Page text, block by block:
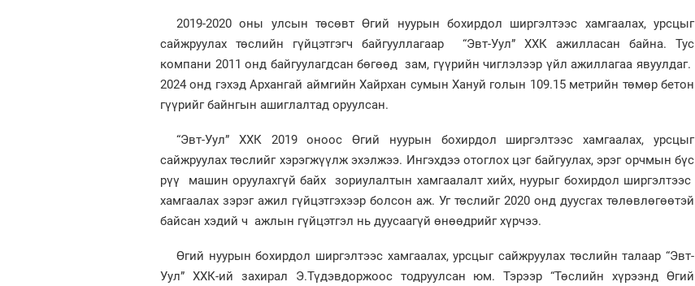
2019-2020 оны улсын төсөвт Өгий нуурын бохирдол ширгэлтээс хамгаалах, урсцыг
сайжруулах төслийн гүйцэтгэгч байгууллагаар “Эвт-Уул” ХХК ажилласан байна. Тус
компани 2011 онд байгуулагдсан бөгөөд зам, гүүрийн чиглэлээр үйл ажиллагаа явуулдаг.
2024 онд гэхэд Архангай аймгийн Хайрхан сумын Хануй голын 109.15 метрийн төмөр бетон
гүүрийг байнгын ашиглалтад оруулсан.
“Эвт-Уул” ХХК 2019 оноос Өгий нуурын бохирдол ширгэлтээс хамгаалах, урсцыг
сайжруулах төслийг хэрэгжүүлж эхэлжээ. Ингэхдээ отоглох цэг байгуулах, эрэг орчмын бүс
рүү машин оруулахгүй байх зориулалтын хамгаалалт хийх, нуурыг бохирдол ширгэлтээс
хамгаалах зэрэг ажил гүйцэтгэхээр болсон аж. Уг төслийг 2020 онд дуусгах төлөвлөгөөтэй
байсан хэдий ч ажлын гүйцэтгэл нь дуусаагүй өнөөдрийг хүрчээ.
Өгий нуурын бохирдол ширгэлтээс хамгаалах, урсцыг сайжруулах төслийн талаар “Эвт-
Уул” ХХК-ий захирал Э.Түдэвдоржоос тодруулсан юм. Тэрээр “Төслийн хүрээнд Өгий